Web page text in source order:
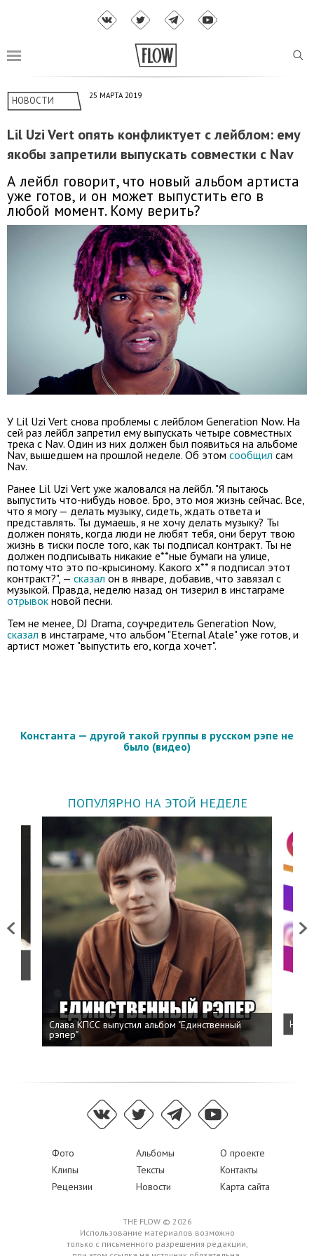
НОВОСТИ 25 МАРТА 2019
Lil Uzi Vert опять конфликтует с лейблом: ему
якобы запретили выпускать совместки с Nav
А лейбл говорит, что новый альбом артиста
уже готов, и он может выпустить его в
любой момент. Кому верить?
У Lil Uzi Vert снова проблемы с лейблом Generation Now. На
сей раз лейбл запретил ему выпускать четыре совместных
трека с Nav. Один из них должен был появиться на альбоме
Nav, вышедшем на прошлой неделе. Об этом сообщил сам
Nav.
Ранее Lil Uzi Vert уже жаловался на лейбл. "Я пытаюсь
выпустить что-нибудь новое. Бро, это моя жизнь сейчас. Все,
что я могу — делать музыку, сидеть, ждать ответа и
представлять. Ты думаешь, я не хочу делать музыку? Ты
должен понять, когда люди не любят тебя, они берут твою
жизнь в тиски после того, как ты подписал контракт. Ты не
должен подписывать никакие е**ные бумаги на улице,
потому что это по-крысиному. Какого х** я подписал этот
контракт?", — сказал он в январе, добавив, что завязал с
музыкой. Правда, неделю назад он тизерил в инстаграме
отрывок новой песни.
Тем не менее, DJ Drama, соучредитель Generation Now,
сказал в инстаграме, что альбом "Eternal Atale" уже готов, и
артист может "выпустить его, когда хочет".
Константа — другой такой группы в русском рэпе не
было (видео)
ПОПУЛЯРНО НА ЭТОЙ НЕДЕЛЕ
Previous
Слава КПСС выпустил альбом "Единственный
рэпер"
Next
Фото Альбомы
О проекте
Клипы
Тексты
Контакты
Рецензии
Новости Карта сайта
THE FLOW © 2026
Использование материалов возможно
только с письменного разрешения редакции,